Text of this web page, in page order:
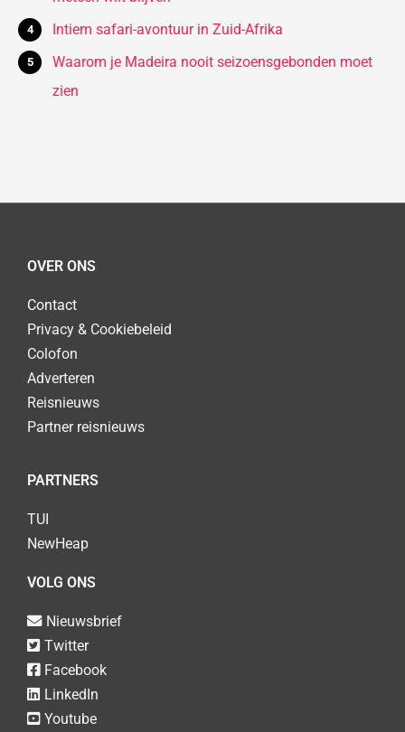
Intiem safari-avontuur in Zuid-Afrika
Waarom je Madeira nooit seizoensgebonden moet
zien
OVER ONS
Contact
Privacy & Cookiebeleid
Colofon
Adverteren
Reisnieuws
Partner reisnieuws
PARTNERS
TUI
NewHeap
VOLG ONS
Nieuwsbrief
Twitter
Facebook
LinkedIn
Youtube